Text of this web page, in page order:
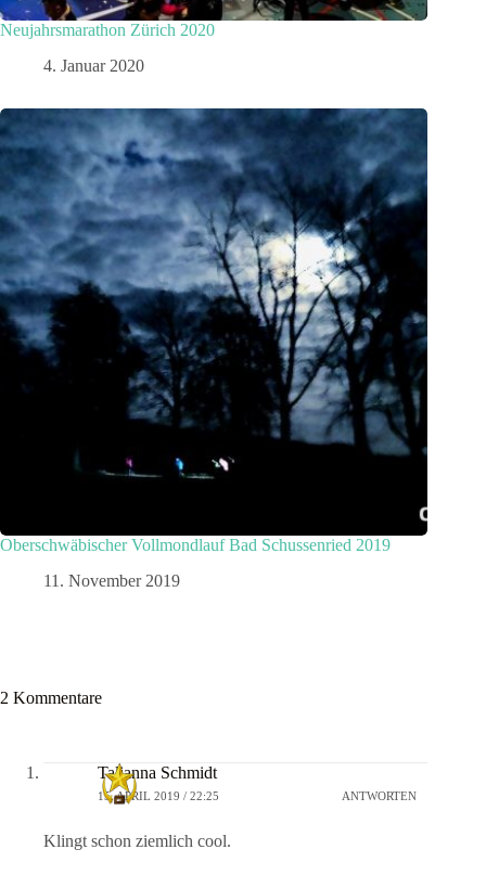
Neujahrsmarathon Zürich 2020
4. Januar 2020
Oberschwäbischer Vollmondlauf Bad Schussenried 2019
11. November 2019
2 Kommentare
Talianna Schmidt
15. APRIL 2019 / 22:25 ANTWORTEN
Klingt schon ziemlich cool.